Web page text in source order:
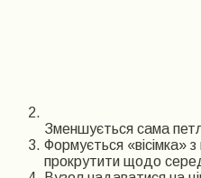
Зменшується сама
Формується «вісімка»
прокрутити щодо